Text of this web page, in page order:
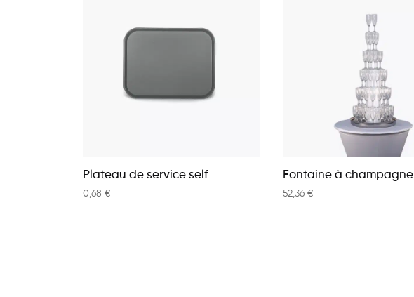
Plateau de service self
0,68 €
Fontaine à champagne
52,36 €